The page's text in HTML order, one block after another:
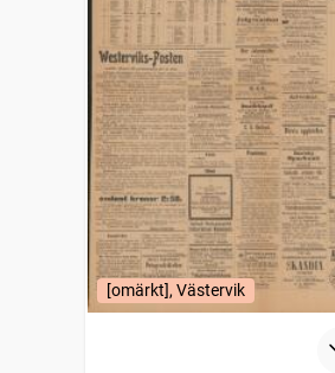
[omärkt], Västervik